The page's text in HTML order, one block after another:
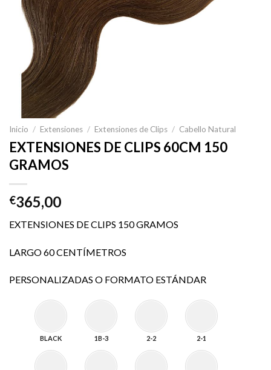
Inicio / Extensiones / Extensiones de Clips / Cabello Natural
EXTENSIONES DE CLIPS 60CM 150
GRAMOS
€365,00
EXTENSIONES DE CLIPS 150 GRAMOS
LARGO 60 CENTÍMETROS
PERSONALIZADAS O FORMATO ESTÁNDAR
BLACK 1B-3 2-2 2-1